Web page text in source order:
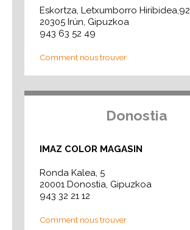
Eskortza, Letxumborro Hiribidea,92
20305 Irún, Gipuzkoa
943 63 52 49
Comment nous trouver
Donostia
IMAZ COLOR MAGASIN
Ronda Kalea, 5
20001 Donostia, Gipuzkoa
943 32 21 12
Comment nous trouver